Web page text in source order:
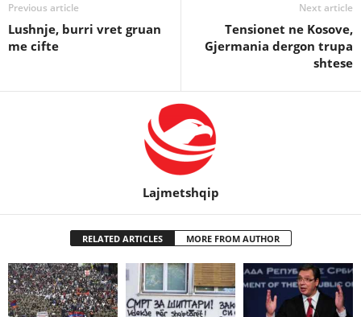
Previous article
Lushnje, burri vret gruan
me cifte
Next article
Tensionet ne Kosove,
Gjermania dergon trupa
shtese
Lajmetshqip
RELATED ARTICLES MORE FROM AUTHOR